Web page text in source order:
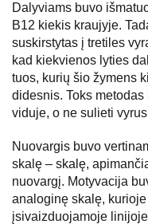
Dalyviams buvo
B12 kiekis kraujyje.
suskirstytas į tretiles
kad kiekvienos lyties
tuos, kurių šio žymens
didesnis. Toks
viduje, o ne sulieti
Nuovargis buvo
skalę – skalę,
nuovargį. Motyvacija
analoginę skalę,
įsivaizduojamoje